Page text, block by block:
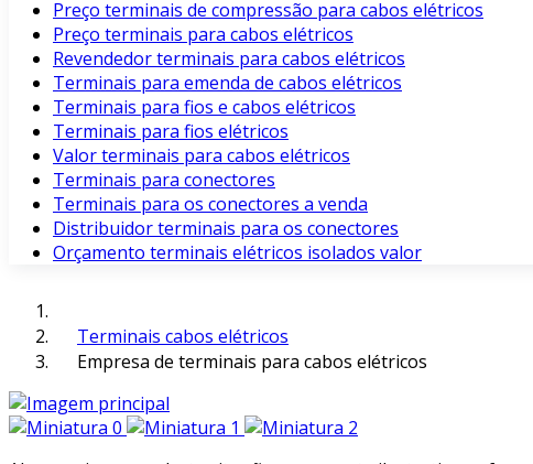
Preço terminais de compressão para cabos elétricos
Preço terminais para cabos elétricos
Revendedor terminais para cabos elétricos
Terminais para emenda de cabos elétricos
Terminais para fios e cabos elétricos
Terminais para fios elétricos
Valor terminais para cabos elétricos
Terminais para conectores
Terminais para os conectores a venda
Distribuidor terminais para os conectores
Orçamento terminais elétricos isolados valor
Terminais cabos elétricos
Empresa de terminais para cabos elétricos